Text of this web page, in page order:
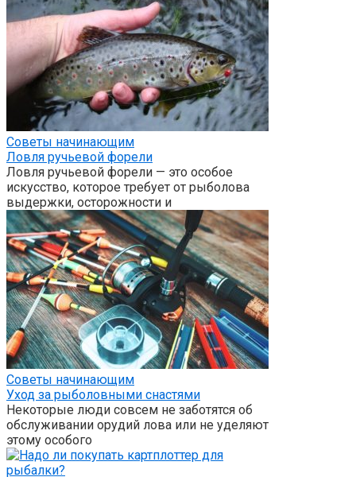
Советы начинающим
Ловля ручьевой форели
Ловля ручьевой форели — это особое
искусство, которое требует от рыболова
выдержки, осторожности и
Советы начинающим
Уход за рыболовными снастями
Некоторые люди совсем не заботятся об
обслуживании орудий лова или не уделяют
этому особого